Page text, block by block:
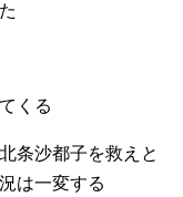
くる
条沙都子を救えと
は一変する